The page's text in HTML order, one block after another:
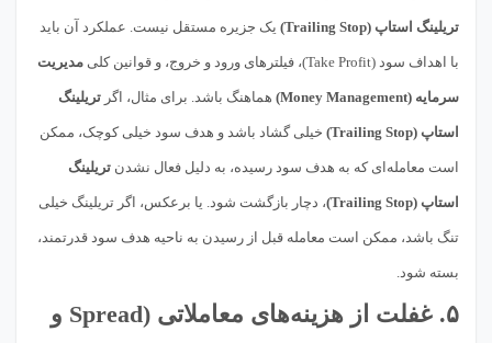
تریلینگ استاپ (Trailing Stop) یک جزیره مستقل نیست. عملکرد آن باید
با اهداف سود (Take Profit)، فیلترهای ورود و خروج، و قوانین کلی مدیریت
سرمایه (Money Management) هماهنگ باشد. برای مثال، اگر تریلینگ
استاپ (Trailing Stop) خیلی گشاد باشد و هدف سود خیلی کوچک، ممکن
است معامله‌ای که به هدف سود رسیده، به دلیل فعال نشدن تریلینگ
استاپ (Trailing Stop) ، دچار بازگشت شود. یا برعکس، اگر تریلینگ خیلی
تنگ باشد، ممکن است معامله قبل از رسیدن به ناحیه هدف سود قدرتمند،
بسته شود.
۵. غفلت از هزینه‌های معاملاتی (Spread و